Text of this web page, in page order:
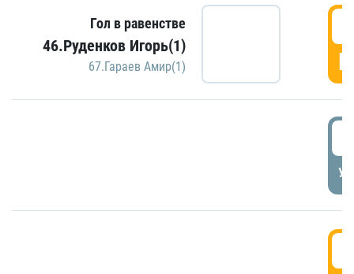
Гол в равенстве
46.Руденков Игорь(1)
67.Гараев Амир(1)